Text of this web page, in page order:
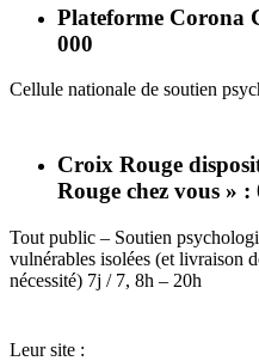
Plateforme Corona
000
Cellule nationale de soutien
Croix Rouge
Rouge chez vous » :
Tout public – Soutien
vulnérables isolées (et livraison
nécessité) 7j / 7, 8h – 20h
Leur site :